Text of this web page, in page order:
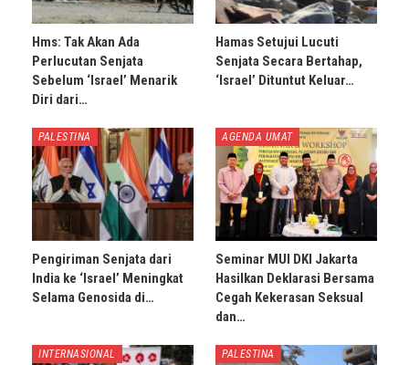
Hms: Tak Akan Ada
Perlucutan Senjata
Sebelum ‘Israel’ Menarik
Diri dari…
Hamas Setujui Lucuti
Senjata Secara Bertahap,
‘Israel’ Dituntut Keluar…
PALESTINA
Pengiriman Senjata dari
India ke ‘Israel’ Meningkat
Selama Genosida di…
AGENDA UMAT
Seminar MUI DKI Jakarta
Hasilkan Deklarasi Bersama
Cegah Kekerasan Seksual
dan…
INTERNASIONAL PALESTINA